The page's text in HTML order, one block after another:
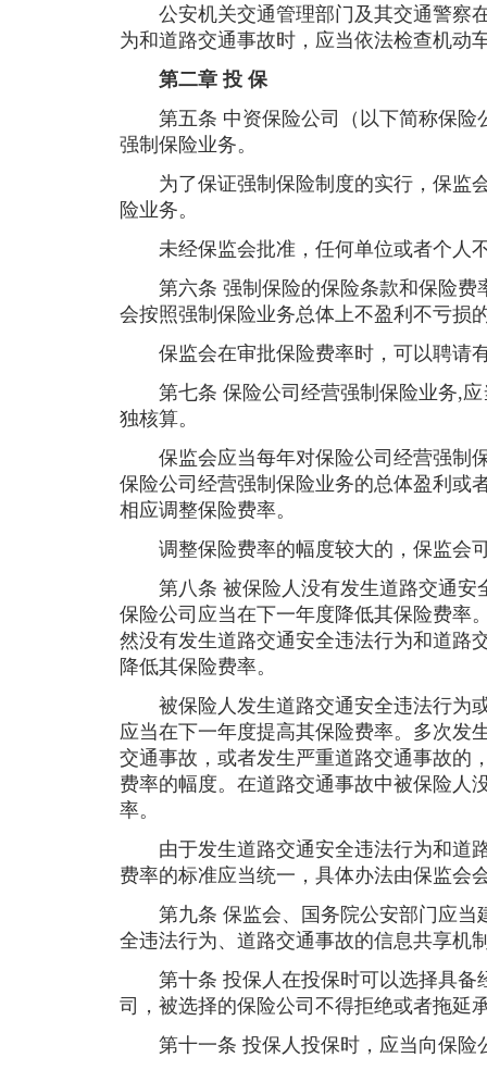
公安机关交通管理部门及其交通警察
为和道路交通事故时，应当依法检查机动
第二章 投 保
第五条 中资保险公司（以下简称保险
强制保险业务。
为了保证强制保险制度的实行，保监
险业务。
未经保监会批准，任何单位或者个人
第六条 强制保险的保险条款和保险费
会按照强制保险业务总体上不盈利不亏损
保监会在审批保险费率时，可以聘请
第七条 保险公司经营强制保险业务,应
独核算。
保监会应当每年对保险公司经营强制
保险公司经营强制保险业务的总体盈利或
相应调整保险费率。
调整保险费率的幅度较大的，保监会
第八条 被保险人没有发生道路交通安
保险公司应当在下一年度降低其保险费率
然没有发生道路交通安全违法行为和道路
降低其保险费率。
被保险人发生道路交通安全违法行为
应当在下一年度提高其保险费率。多次发
交通事故，或者发生严重道路交通事故的
费率的幅度。在道路交通事故中被保险人
率。
由于发生道路交通安全违法行为和道
费率的标准应当统一，具体办法由保监会
第九条 保监会、国务院公安部门应当
全违法行为、道路交通事故的信息共享机
第十条 投保人在投保时可以选择具备
司，被选择的保险公司不得拒绝或者拖延
第十一条 投保人投保时，应当向保险